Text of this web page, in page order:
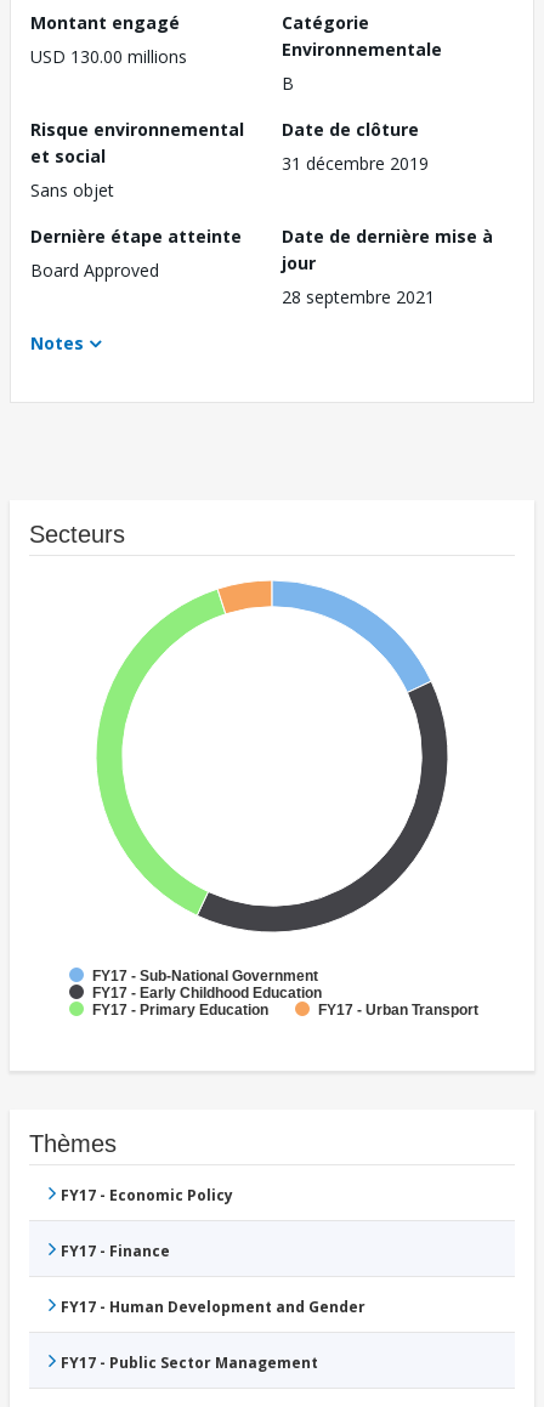
Montant engagé
USD 130.00 millions
Catégorie
Environnementale
B
Risque environnemental
et social
Sans objet
Date de clôture
31 décembre 2019
Dernière étape atteinte
Board Approved
Date de dernière mise à
jour
28 septembre 2021
Notes
Secteurs
FY17 - Sub-National Government
FY17 - Early Childhood Education
FY17 - Primary Education
FY17 - Urban Transport
Thèmes
FY17 - Economic Policy
FY17 - Finance
FY17 - Human Development and Gender
FY17 - Public Sector Management